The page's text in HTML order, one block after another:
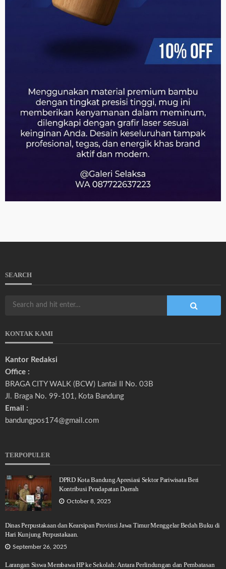
SEARCH
KONTAK KAMI
Kantor Redaksi
Office :
BRAGA CITY WALK (BCW) Lantai II No. 03B
Jl. Braga No. 99-101, Kota Bandung
Email :
bandungpos174@gmail.com
TERPOPULER
DPRD Kota Bandung Apresiasi Sektor Pariwisata Beri
Kontribusi Pendapatan Daerah
October 8, 2025
Dinas Perpustakaan dan Kearsipan Provinsi Jawa Timur Menggelar Bedah Buku di
Hari Kunjung Perpustakaan.
September 26, 2025
Larangan Siswa Membawa HP ke Sekolah: Antara Perlindungan dan Pembatasan